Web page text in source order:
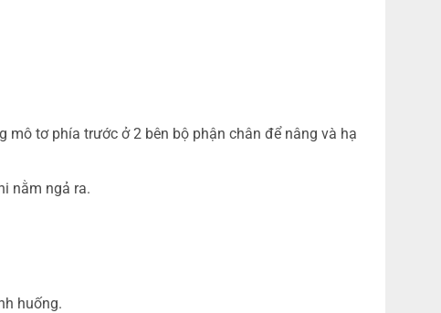
tơ phía trước ở 2 bên bộ phận chân để nâng và hạ
nằm ngả ra.
huống.